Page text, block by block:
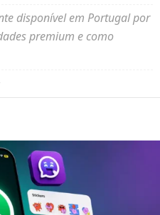
disponível em Portugal por
premium e como